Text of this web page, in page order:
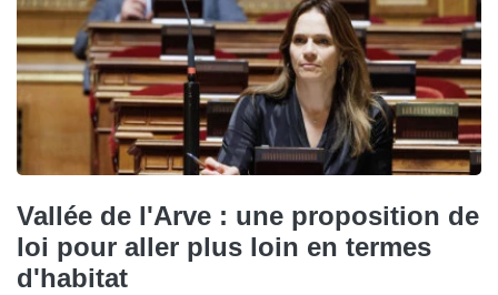
Vallée de l'Arve : une proposition de
loi pour aller plus loin en termes
d'habitat